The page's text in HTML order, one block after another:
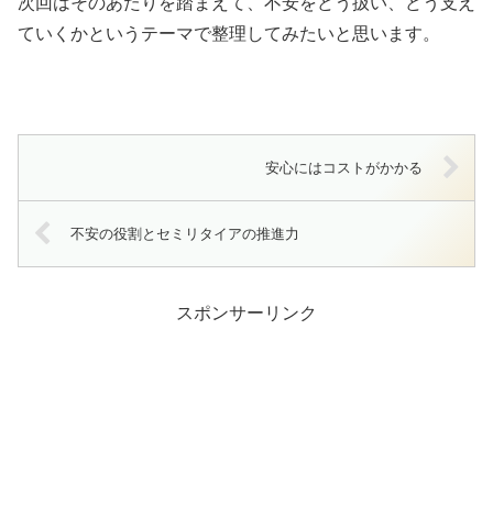
ていくかというテーマで整理してみたいと思います。
安心にはコストがかかる
不安の役割とセミリタイアの推進力
スポンサーリンク